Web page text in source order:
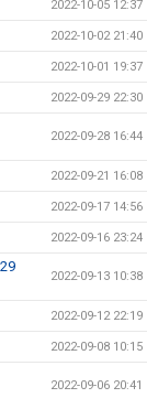
2022-10-05 12:37
2022-10-02 21:40
2022-10-01 19:37
2022-09-29 22:30
2022-09-28 16:44
2022-09-21 16:08
2022-09-17 14:56
2022-09-16 23:24
2022-09-13 10:38
2022-09-12 22:19
2022-09-08 10:15
2022-09-06 20:41